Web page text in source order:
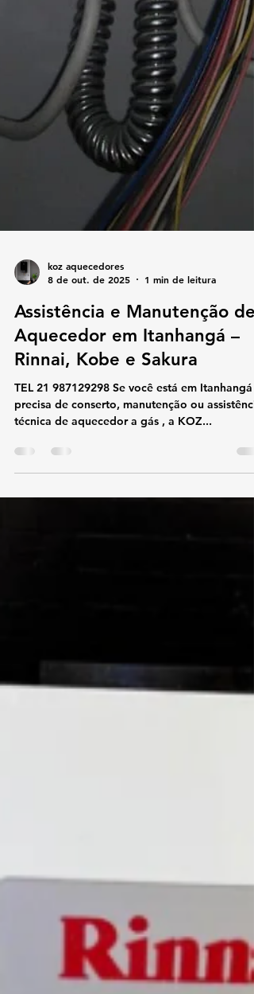
8 de out. de 2025
1 min de leitura
Assistência e Manutenção de
Aquecedor em Itanhangá –
Rinnai, Kobe e Sakura
TEL 21 987129298 Se você está em Itanhangá e
técnica de aquecedor a gás , a KOZ...